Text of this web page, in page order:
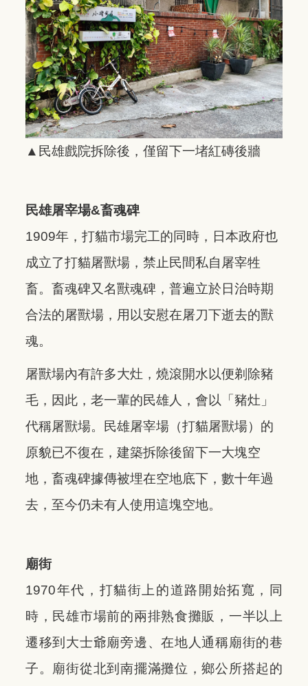
▲民雄戲院拆除後，僅留下一堵紅磚後牆
民雄屠宰場&畜魂碑
1909年，打貓市場完工的同時，日本政府也
成立了打貓屠獸場，禁止民間私自屠宰牲
畜。畜魂碑又名獸魂碑，普遍立於日治時期
合法的屠獸場，用以安慰在屠刀下逝去的獸
魂。
屠獸場內有許多大灶，燒滾開水以便剃除豬
毛，因此，老一輩的民雄人，會以「豬灶」
代稱屠獸場。民雄屠宰場（打貓屠獸場）的
原貌已不復在，建築拆除後留下一大塊空
地，畜魂碑據傳被埋在空地底下，數十年過
去，至今仍未有人使用這塊空地。
廟街
1970年代，打貓街上的道路開始拓寬，同
時，民雄市場前的兩排熟食攤販，一半以上
遷移到大士爺廟旁邊、在地人通稱廟街的巷
子。廟街從北到南擺滿攤位，鄉公所搭起的